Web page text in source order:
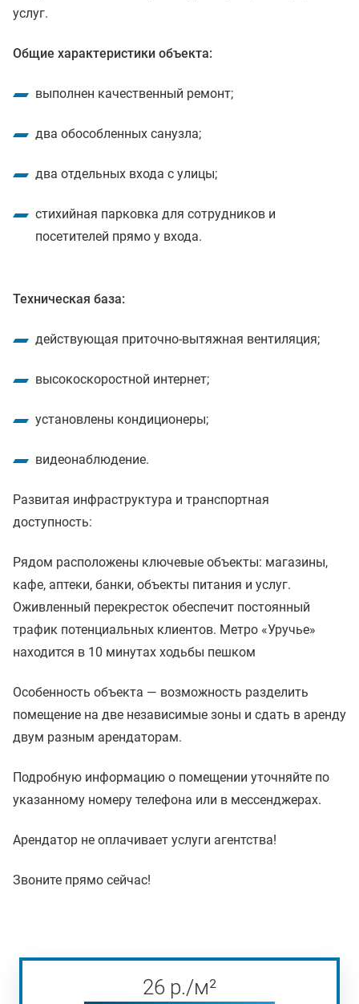
услуг.
Общие характеристики объекта:
выполнен качественный ремонт;
два обособленных санузла;
два отдельных входа с улицы;
стихийная парковка для сотрудников и
посетителей прямо у входа.
Техническая база:
действующая приточно-вытяжная вентиляция;
высокоскоростной интернет;
установлены кондиционеры;
видеонаблюдение.
Развитая инфраструктура и транспортная
доступность:
Рядом расположены ключевые объекты: магазины,
кафе, аптеки, банки, объекты питания и услуг.
Оживленный перекресток обеспечит постоянный
трафик потенциальных клиентов. Метро «Уручье»
находится в 10 минутах ходьбы пешком
Особенность объекта — возможность разделить
помещение на две независимые зоны и сдать в аренду
двум разным арендаторам.
Подробную информацию о помещении уточняйте по
указанному номеру телефона или в мессенджерах.
Арендатор не оплачивает услуги агентства!
Звоните прямо сейчас!
26 р./м²